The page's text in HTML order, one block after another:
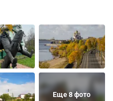
Еще 8 фото